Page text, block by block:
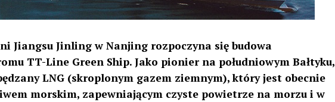
Jiangsu Jinling w Nanjing rozpoczyna się budowa
TT-Line Green Ship. Jako pionier na południowym Bałtyku,
LNG (skroplonym gazem ziemnym), który jest obecnie
morskim, zapewniającym czyste powietrze na morzu i w